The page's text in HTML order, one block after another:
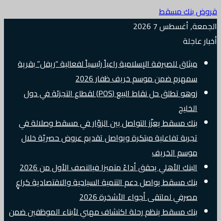
مسقط
7 2026
للصيرفة الإسلامية راعياً رئيسياً لفعالية “ريفل” بقرية
ضمن موسم خريف ظفار 2026
زوهو تطلق حل نقاط البيع (POS) لقطاع التجزئة في دول
مسقط يعزّز التواصل بين الزوّار في مسقط وصلالة في
تفاعلية مبتكرة ويواصل تقديم عروض حصريّة خلال
الخريف
الأهلي يحقق أداءً متميزا فيالنصف الأول من 2026
مسقط يواصل دعم التنمية السياحية والاقتصادية كراعٍ
لملتقى أجواء الأشخرة 2026
مسقط ينظم رحلة اكتشاف مهني لأبناء الموظفين ضمن